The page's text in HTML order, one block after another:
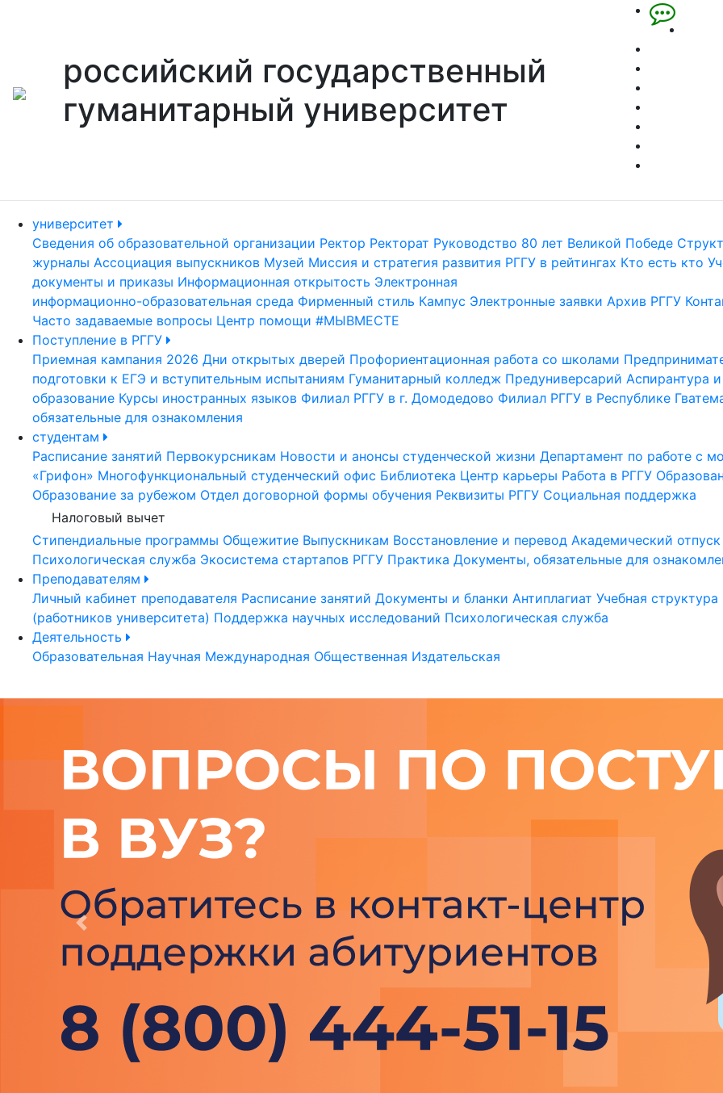
российский государственный
гуманитарный университет
университет
Сведения об образовательной организации Ректор Ректорат Руководство 80 лет Великой Победе
журналы Ассоциация выпускников Музей Миссия и стратегия развития РГГУ в рейтингах Кто есть кто
документы и приказы Информационная открытость Электронная
информационно-образовательная среда Фирменный стиль Кампус Электронные заявки Архив РГГУ
Часто задаваемые вопросы Центр помощи #МЫВМЕСТЕ
Поступление в РГГУ
Приемная кампания 2026 Дни открытых дверей Профориентационная работа со школами
подготовки к ЕГЭ и вступительным испытаниям Гуманитарный колледж Предуниверсарий Аспирантура
образование Курсы иностранных языков Филиал РГГУ в г. Домодедово Филиал РГГУ в Республике
обязательные для ознакомления
студентам
Расписание занятий Первокурсникам Новости и анонсы студенческой жизни Департамент по работе с
«Грифон» Многофункциональный студенческий офис Библиотека Центр карьеры Работа в РГГУ
Образование за рубежом Отдел договорной формы обучения Реквизиты РГГУ Социальная поддержка
Налоговый вычет
Стипендиальные программы Общежитие Выпускникам Восстановление и перевод Академический отпуск
Психологическая служба Экосистема стартапов РГГУ Практика Документы, обязательные для
Преподавателям
Личный кабинет преподавателя Расписание занятий Документы и бланки Антиплагиат Учебная структура
(работников университета) Поддержка научных исследований Психологическая служба
Деятельность
Образовательная Научная Международная Общественная Издательская
Previous